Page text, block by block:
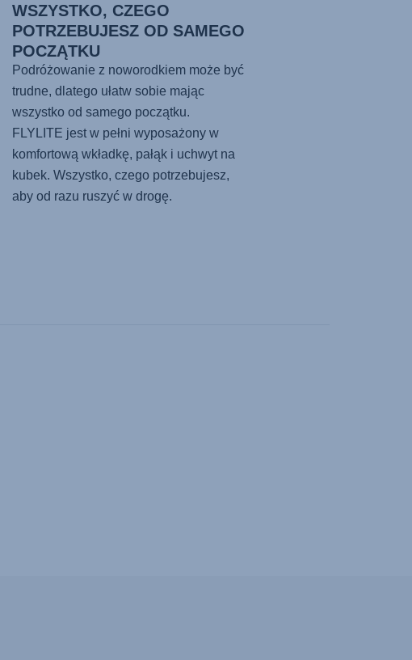
WSZYSTKO, CZEGO
POTRZEBUJESZ OD SAMEGO
POCZĄTKU
Podróżowanie z noworodkiem może być
trudne, dlatego ułatw sobie mając
wszystko od samego początku.
FLYLITE jest w pełni wyposażony w
komfortową wkładkę, pałąk i uchwyt na
kubek. Wszystko, czego potrzebujesz,
aby od razu ruszyć w drogę.